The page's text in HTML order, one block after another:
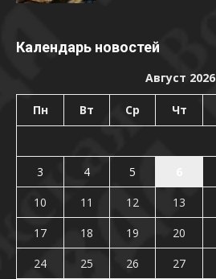
Календарь новостей
Август 2026
Пн Вт Ср Чт
3
4 5
10
11 12 13
17
18 19 20
24
25 26 27